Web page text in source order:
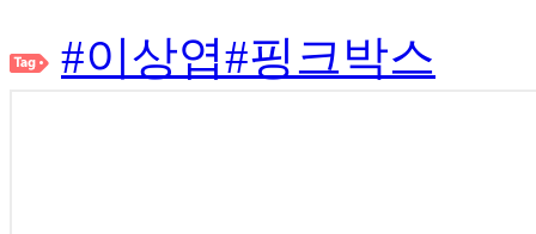
#이상엽#핑크박스